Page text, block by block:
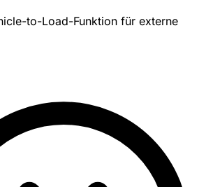
to-Load-Funktion für externe